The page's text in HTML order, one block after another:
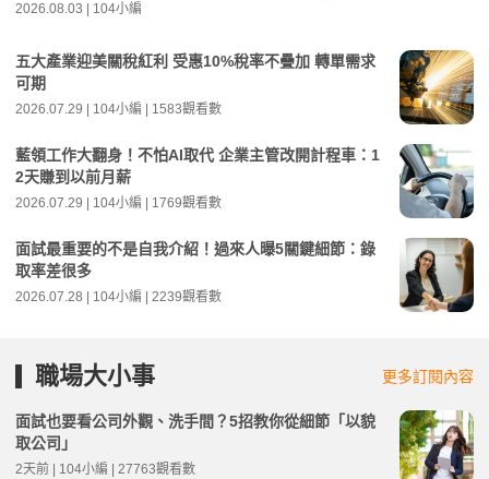
2026.08.03 | 104小編
五大產業迎美關稅紅利 受惠10%稅率不疊加 轉單需求
可期
2026.07.29 | 104小編 | 1583觀看數
藍領工作大翻身！不怕AI取代 企業主管改開計程車：1
2天賺到以前月薪
2026.07.29 | 104小編 | 1769觀看數
面試最重要的不是自我介紹！過來人曝5關鍵細節：錄
取率差很多
2026.07.28 | 104小編 | 2239觀看數
職場大小事 更多訂閱內容
面試也要看公司外觀、洗手間？5招教你從細節「以貌
取公司」
2天前 | 104小編 | 27763觀看數